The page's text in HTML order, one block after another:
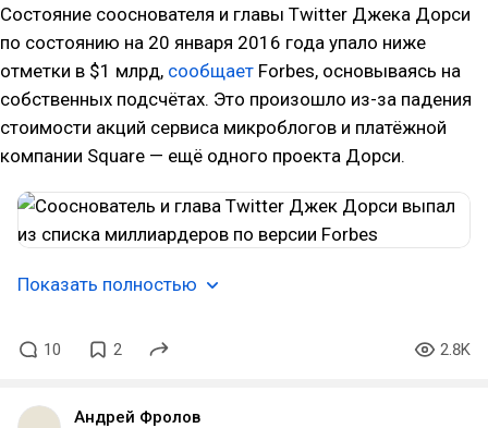
Состояние сооснователя и главы Twitter Джека Дорси
по состоянию на 20 января 2016 года упало ниже
отметки в $1 млрд, сообщает Forbes, основываясь на
собственных подсчётах. Это произошло из-за падения
стоимости акций сервиса микроблогов и платёжной
компании Square — ещё одного проекта Дорси.
Показать полностью
10 2 2.8K
Андрей Фролов